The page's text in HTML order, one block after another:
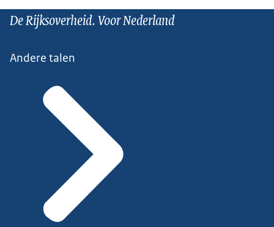
De Rijksoverheid. Voor Nederland
Andere talen